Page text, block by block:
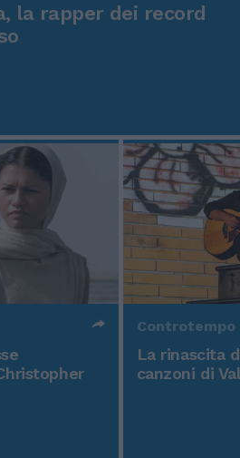
la rapper dei record
Controtempo
La rinascita
canzoni di